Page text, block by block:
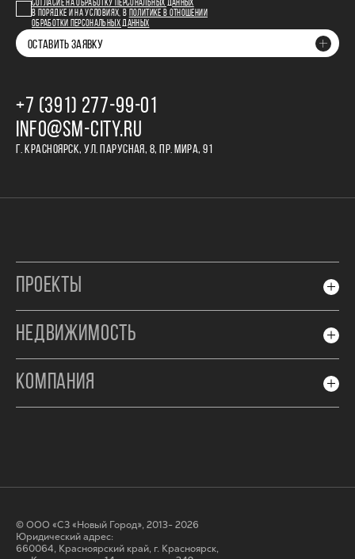
СОГЛАСИЕ НА ОБРАБОТКУ ПЕРСОНАЛЬНЫХ ДАННЫХ
В ПОРЯДКЕ И НА УСЛОВИЯХ, В
ПОЛИТИКЕ В ОТНОШЕНИИ
ОБРАБОТКИ ПЕРСОНАЛЬНЫХ ДАННЫХ
ОСТАВИТЬ ЗАЯВКУ
+7 (391) 277‒99‒01
INFO@SM-CITY.RU
Г. КРАСНОЯРСК, УЛ. ПАРУСНАЯ, 8, ПР. МИРА, 91
ПРОЕКТЫ
НЕДВИЖИМОСТЬ
КОМПАНИЯ
© ООО «СЗ «Новый Город», 2013- 2026
Юридический адрес:
660064, Красноярский край, г. Красноярск,